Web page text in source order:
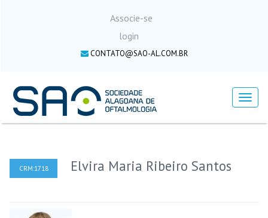
Associe-se
login
CONTATO@SAO-AL.COM.BR
Menu
CRM:1718 Elvira Maria Ribeiro Santos